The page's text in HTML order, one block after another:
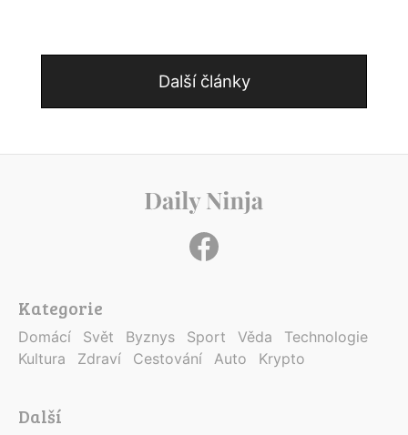
Další články
Kategorie
Domácí Svět Byznys Sport Věda
Technologie
Kultura
Zdraví Cestování Auto Krypto
Další